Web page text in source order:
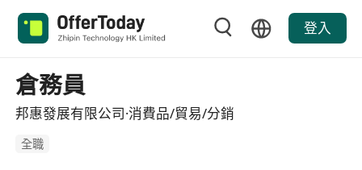
登入
倉務員
邦惠發展有限公司·消費品/貿易/分銷
全職